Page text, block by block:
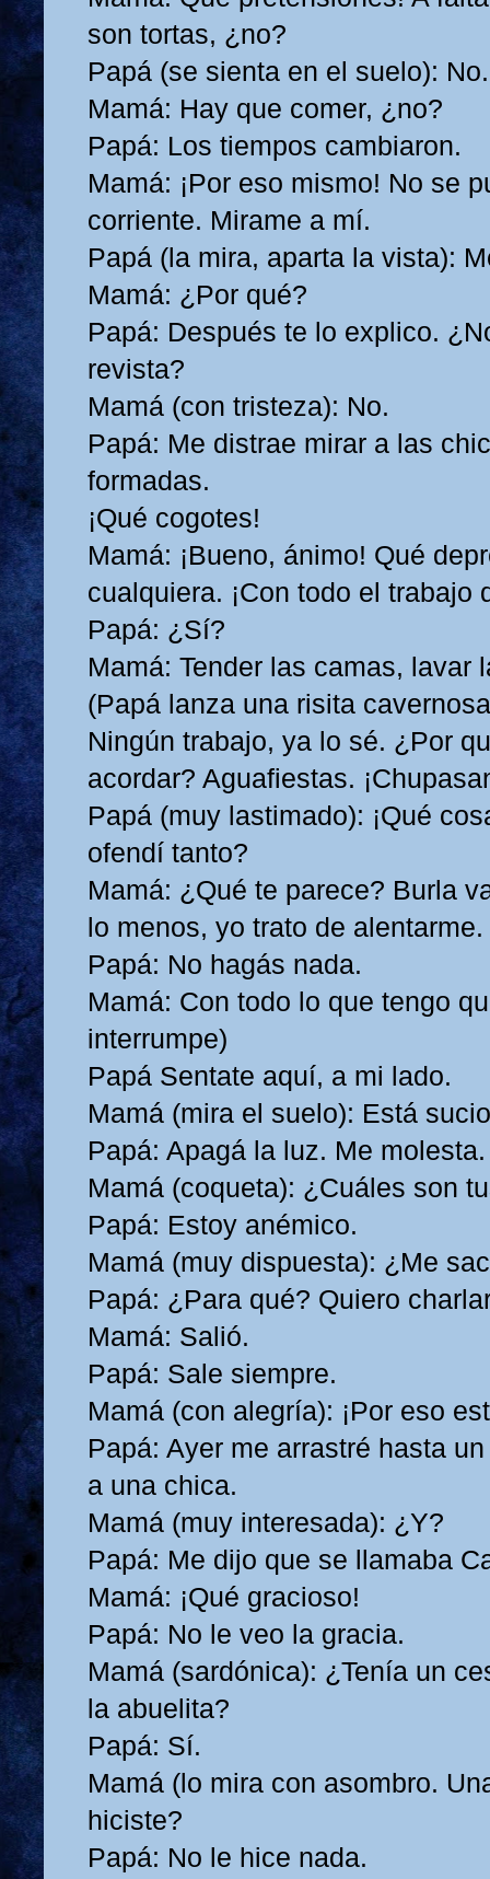
son tortas, ¿no?
Papá (se sienta en el suelo):
Mamá: Hay que comer, ¿no?
Papá: Los tiempos cambiaron.
Mamá: ¡Por eso mismo! No se
corriente. Mirame a mí.
Papá (la mira, aparta la vista):
Mamá: ¿Por qué?
Papá: Después te lo explico.
revista?
Mamá (con tristeza): No.
Papá: Me distrae mirar a las
formadas.
¡Qué cogotes!
Mamá: ¡Bueno, ánimo! Qué
cualquiera. ¡Con todo el trabajo
Papá: ¿Sí?
Mamá: Tender las camas, lavar
(Papá lanza una risita
Ningún trabajo, ya lo sé. ¿Por
acordar? Aguafiestas.
Papá (muy lastimado): ¡Qué
ofendí tanto?
Mamá: ¿Qué te parece? Burla
lo menos, yo trato de alentarme.
Papá: No hagás nada.
Mamá: Con todo lo que tengo
interrumpe)
Papá Sentate aquí, a mi lado.
Mamá (mira el suelo): Está
Papá: Apagá la luz. Me
Mamá (coqueta): ¿Cuáles son
Papá: Estoy anémico.
Mamá (muy dispuesta): ¿Me
Papá: ¿Para qué? Quiero
Mamá: Salió.
Papá: Sale siempre.
Mamá (con alegría): ¡Por eso
Papá: Ayer me arrastré hasta
a una chica.
Mamá (muy interesada): ¿Y?
Papá: Me dijo que se llamaba
Mamá: ¡Qué gracioso!
Papá: No le veo la gracia.
Mamá (sardónica): ¿Tenía un
la abuelita?
Papá: Sí.
Mamá (lo mira con asombro.
hiciste?
Papá: No le hice nada.